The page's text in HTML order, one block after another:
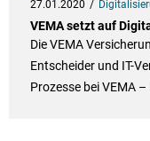
27.01.2020
VEMA setzt auf
Die VEMA
Entscheider und IT-
Prozesse bei VEMA